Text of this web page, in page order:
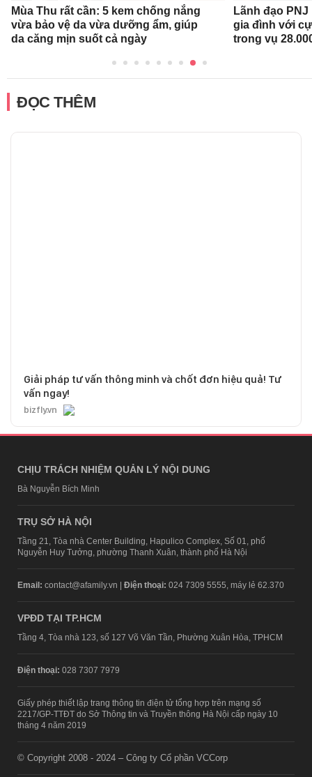
Mùa Thu rất cần: 5 kem chống nắng
vừa bảo vệ da vừa dưỡng ẩm, giúp
da căng mịn suốt cả ngày
Lãnh đạo
gia đình với
trong vụ
ĐỌC THÊM
Giải pháp tư vấn thông minh và chốt đơn hiệu quả! Tư
vấn ngay!
bizfly.vn
CHỊU TRÁCH NHIỆM QUẢN LÝ NỘI DUNG
Bà Nguyễn Bích Minh
TRỤ SỞ HÀ NỘI
Tầng 21, Tòa nhà Center Building, Hapulico Complex, Số 01, phố
Nguyễn Huy Tưởng, phường Thanh Xuân, thành phố Hà Nội
Email: contact@afamily.vn | Điện thoại: 024 7309 5555, máy lẻ 62.370
VPĐD TẠI TP.HCM
Tầng 4, Tòa nhà 123, số 127 Võ Văn Tần, Phường Xuân Hòa, TPHCM
Điện thoại: 028 7307 7979
Giấy phép thiết lập trang thông tin điện tử tổng hợp trên mạng số
2217/GP-TTĐT do Sở Thông tin và Truyền thông Hà Nội cấp ngày 10
tháng 4 năm 2019
© Copyright 2008 - 2024 – Công ty Cổ phần VCCorp